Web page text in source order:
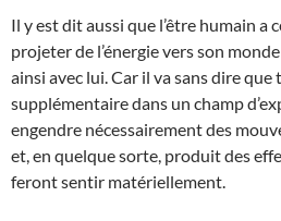
Il y est dit aussi que l’être humain a
projeter de l’énergie vers son
ainsi avec lui. Car il va sans dire
supplémentaire dans un champ
engendre nécessairement des
et, en quelque sorte, produit des
feront sentir matériellement.